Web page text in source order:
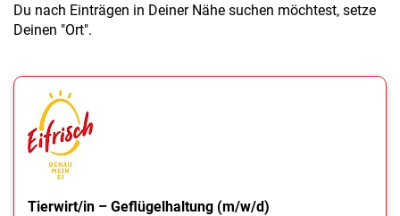
Du nach Einträgen in Deiner Nähe suchen möchtest, setze
Deinen "Ort".
Tierwirt/in – Geflügelhaltung (m/w/d)